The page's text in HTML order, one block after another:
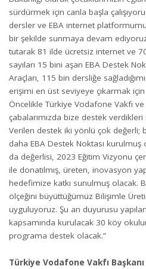
sürdürmek için canla başla
dersler ve EBA internet
bir şekilde sunmaya devam
tutarak 81 ilde ücretsiz internet ve
sayıları 15 bini aşan EBA Destek
Araçları, 115 bin dersliğe
erişimi en üst seviyeye çıkarmak
Öncelikle Türkiye Vodafone Vakfı
çabalarımızda bize destek
Verilen destek iki yönlü çok değerli;
daha EBA Destek Noktası
da değerlisi, 2023 Eğitim Vizyonu
ile donatılmış, üreten, inovasyon
hedefimize katkı sunulmuş olacak.
ölçeğini büyüttüğümüz Bilişimle
uyguluyoruz. Şu an duyurusu yapılan
kapsamında kurulacak 30 köy
programa destek olacak.”
Türkiye Vodafone Vakfı